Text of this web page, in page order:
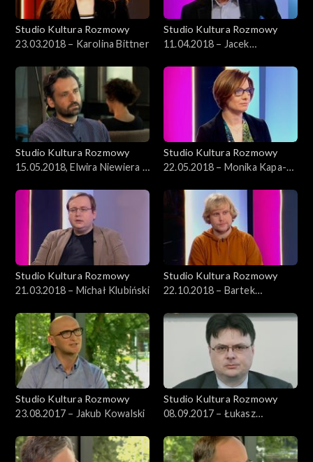
Studio Kultura Rozmowy
23.03.2018 – Karolina Bittner
Studio Kultura Rozmowy
11.04.2018 – Jacek
Studio Kultura Rozmowy
15.05.2018, Elwira Niewiera i
Studio Kultura Rozmowy
22.05.2018 – Monika Kapa-
Studio Kultura Rozmowy
21.03.2018 – Michał Klubiński
Studio Kultura Rozmowy
22.10.2018 – Bartek
Studio Kultura Rozmowy
23.08.2017 – Jakub Kowalski
Studio Kultura Rozmowy
08.09.2017 – Łukasz